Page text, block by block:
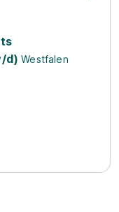
d) Westfalen